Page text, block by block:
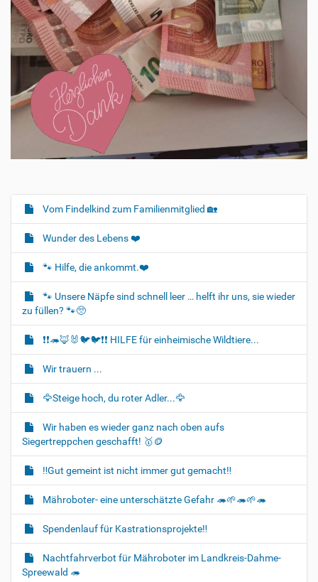
N
a
v
g
a
t
o
n
Vom Findelkind zum Familienmitglied 🏡
Wunder des Lebens ❤️
🐾 Hilfe, die ankommt.❤️
🐾 Unsere Näpfe sind schnell leer … helft ihr uns, sie wieder
zu füllen? 🐾🥺
❗❗🦔🦊🐰🐦‍🐦❗❗ HILFE für einheimische Wildtiere...
Wir trauern ...
🦅Steige hoch, du roter Adler...🦅
Wir haben es wieder ganz nach oben aufs
Siegertreppchen geschafft! 🥇🪙
‼️Gut gemeint ist nicht immer gut gemacht‼️
Mähroboter- eine unterschätzte Gefahr 🦔🌱🦔🌱🦔
Spendenlauf für Kastrationsprojekte‼️
Nachtfahrverbot für Mähroboter im Landkreis-Dahme-
Spreewald 🦔